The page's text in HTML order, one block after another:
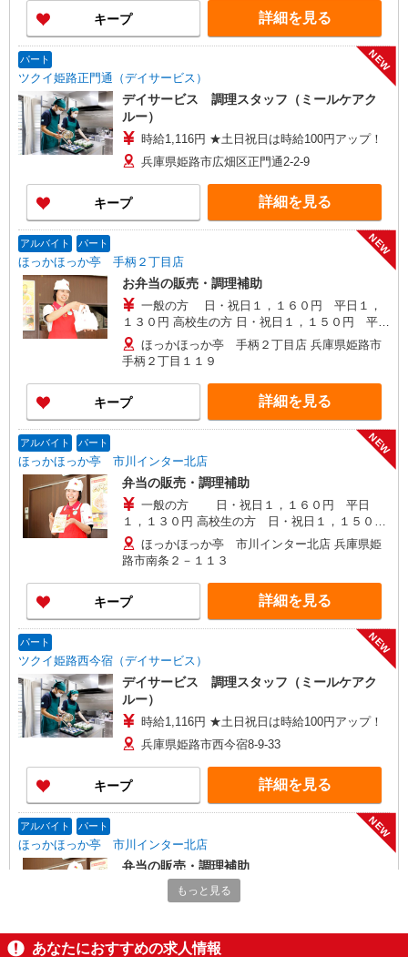
キープ 詳細を見る
パート
ツクイ姫路正門通（デイサービス）
NEW
デイサービス 調理スタッフ（ミールケアク
ルー）
時給1,116円 ★土日祝日は時給100円アップ！
兵庫県姫路市広畑区正門通2-2-9
キープ 詳細を見る
アルバイト パート
ほっかほっか亭 手柄２丁目店
NEW
お弁当の販売・調理補助
一般の方 日・祝日１，１６０円 平日１，
１３０円 高校生の方 日・祝日１，１５０円 平日
１，１２０円
ほっかほっか亭 手柄２丁目店 兵庫県姫路市
手柄２丁目１１９
キープ 詳細を見る
アルバイト パート
ほっかほっか亭 市川インター北店
NEW
弁当の販売・調理補助
一般の方 日・祝日１，１６０円 平日
１，１３０円 高校生の方 日・祝日１，１５０
円 平日１，１２０円
ほっかほっか亭 市川インター北店 兵庫県姫
路市南条２－１１３
キープ 詳細を見る
パート
ツクイ姫路西今宿（デイサービス）
NEW
デイサービス 調理スタッフ（ミールケアク
ルー）
時給1,116円 ★土日祝日は時給100円アップ！
兵庫県姫路市西今宿8-9-33
キープ 詳細を見る
アルバイト パート
ほっかほっか亭 市川インター北店
NEW
弁当の販売・調理補助
一般の方 日・祝日１，１６０円 平日
１，１３０円 高校生の方 日・祝日１，１５０
路市南条２－１１３
もっと見る
あなたにおすすめの求人情報